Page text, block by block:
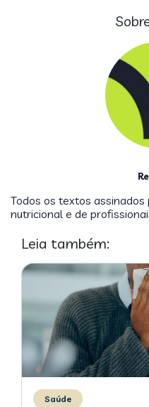
Todos os textos
nutricional e de
Leia também:
Saúde